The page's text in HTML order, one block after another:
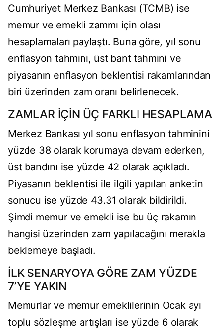
Cumhuriyet Merkez Bankası (TCMB) ise
memur ve emekli zammı için olası
hesaplamaları paylaştı. Buna göre, yıl sonu
enflasyon tahmini, üst bant tahmini ve
piyasanın enflasyon beklentisi rakamlarından
biri üzerinden zam oranı belirlenecek.
ZAMLAR İÇİN ÜÇ FARKLI HESAPLAMA
Merkez Bankası yıl sonu enflasyon tahminini
yüzde 38 olarak korumaya devam ederken,
üst bandını ise yüzde 42 olarak açıkladı.
Piyasanın beklentisi ile ilgili yapılan anketin
sonucu ise yüzde 43.31 olarak bildirildi.
Şimdi memur ve emekli ise bu üç rakamın
hangisi üzerinden zam yapılacağını merakla
beklemeye başladı.
İLK SENARYOYA GÖRE ZAM YÜZDE
7’YE YAKIN
Memurlar ve memur emeklilerinin Ocak ayı
toplu sözleşme artışları ise yüzde 6 olarak